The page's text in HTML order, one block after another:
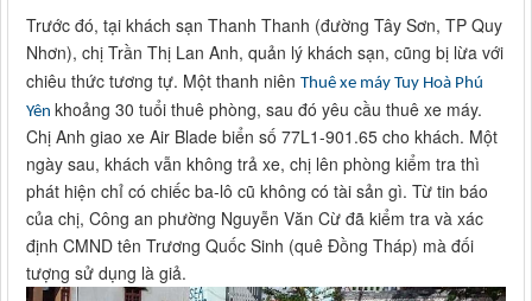
Trước đó, tại khách sạn Thanh Thanh (đường Tây Sơn, TP Quy
Nhơn), chị Trần Thị Lan Anh, quản lý khách sạn, cũng bị lừa với
chiêu thức tương tự. Một thanh niên Thuê xe máy Tuy Hoà Phú
Yên khoảng 30 tuổi thuê phòng, sau đó yêu cầu thuê xe máy.
Chị Anh giao xe Air Blade biển số 77L1-901.65 cho khách. Một
ngày sau, khách vẫn không trả xe, chị lên phòng kiểm tra thì
phát hiện chỉ có chiếc ba-lô cũ không có tài sản gì. Từ tin báo
của chị, Công an phường Nguyễn Văn Cừ đã kiểm tra và xác
định CMND tên Trương Quốc Sinh (quê Đồng Tháp) mà đối
tượng sử dụng là giả.